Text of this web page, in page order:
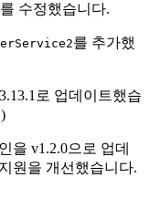
수정했습니다.
를 추가했
로 업데이트했습
을 v1.2.0으로 업데
원을 개선했습니다.